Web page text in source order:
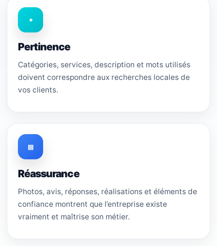
⌖
Pertinence
Catégories, services, description et mots utilisés
doivent correspondre aux recherches locales de
vos clients.
▤
Réassurance
Photos, avis, réponses, réalisations et éléments de
confiance montrent que l’entreprise existe
vraiment et maîtrise son métier.